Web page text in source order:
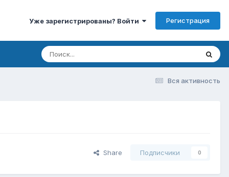
Уже зарегистрированы? Войти Регистрация
Вся активность
Share Подписчики 0